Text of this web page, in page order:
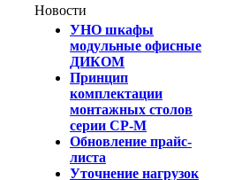
Новости
УНО шкафы
модульные офисные
ДИКОМ
Принцип
комплектации
монтажных столов
серии СР-М
Обновление прайс-
листа
Уточнение нагрузок